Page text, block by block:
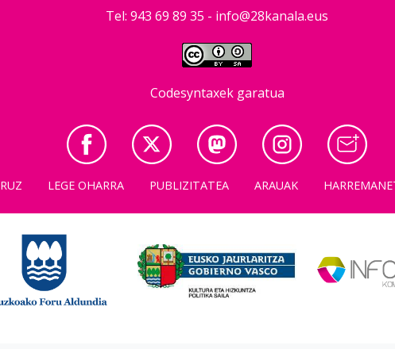
Tel: 943 69 89 35 - info@28kanala.eus
Codesyntaxek garatua
LEGE OHARRA PUBLIZITATEA ARAUAK